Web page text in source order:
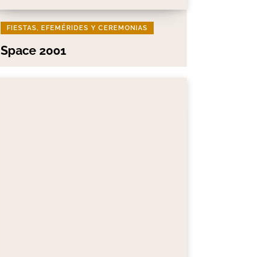
FIESTAS, EFEMÉRIDES Y CEREMONIAS
Space 2001